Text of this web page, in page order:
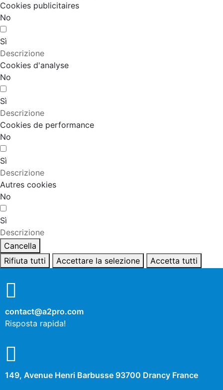
Cookies publicitaires
No
Sì
Descrizione
Cookies d'analyse
No
Sì
Descrizione
Cookies de performance
No
Sì
Descrizione
Autres cookies
No
Sì
Descrizione
Cancella
Rifiuta tutti
Accettare la selezione Accetta tutti
contact@a2pro.com
Risposta rapida!
149, Avenue Henri Barbusse 93700 Drancy France